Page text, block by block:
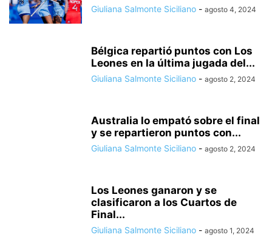
Giuliana Salmonte Siciliano - agosto 4, 2024
Bélgica repartió puntos con Los
Leones en la última jugada del...
Giuliana Salmonte Siciliano - agosto 2, 2024
Australia lo empató sobre el final
y se repartieron puntos con...
Giuliana Salmonte Siciliano - agosto 2, 2024
Los Leones ganaron y se
clasificaron a los Cuartos de
Final...
Giuliana Salmonte Siciliano - agosto 1, 2024